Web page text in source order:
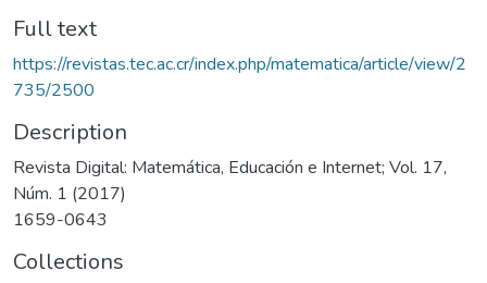
Full text
https://revistas.tec.ac.cr/index.php/matematica/article/view/2
735/2500
Description
Revista Digital: Matemática, Educación e Internet; Vol. 17,
Núm. 1 (2017)
1659-0643
Collections